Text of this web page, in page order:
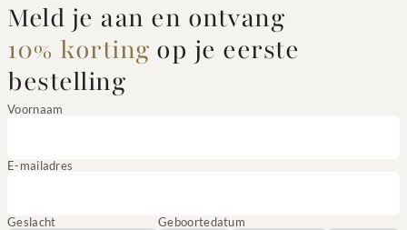
Meld je aan en ontvang
10% korting op je eerste
bestelling
Voornaam
E-mailadres
Geslacht Geboortedatum